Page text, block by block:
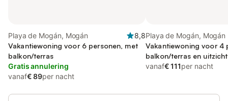
Playa de Mogán, Mogán
8,8
Vakantiewoning voor 6 personen, met
balkon/terras
Gratis annulering
vanaf€ 89per nacht
Playa de Mogán, Mogán
Vakantiewoning voor 4
balkon/terras en
vanaf€ 111per nacht